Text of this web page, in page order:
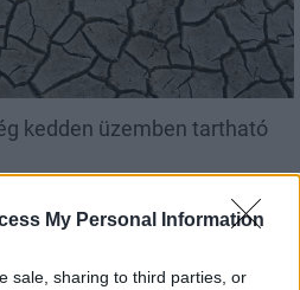
My Personal Information
sale, sharing to third parties, or
kedden üzemben tartható